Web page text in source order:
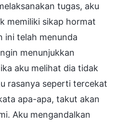
tugas, aku
memiliki sikap hormat
ini telah menunda
menunjukkan
aku melihat dia tidak
rasanya seperti tercekat
apa-apa, takut akan
Aku mengandalkan